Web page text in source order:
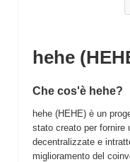
hehe
Che cos'è hehe?
hehe (HEHE) è un
stato creato per fornire
decentralizzate e
miglioramento del